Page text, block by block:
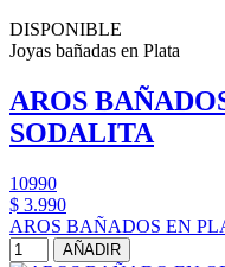
DISPONIBLE
Joyas bañadas en Plata
AROS
SODALITA
10990
$ 3.990
AROS BAÑADOS EN
AÑADIR